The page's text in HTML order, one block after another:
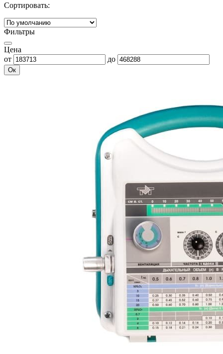
Сортировать:
Фильтры
Цена
от
до
Ок